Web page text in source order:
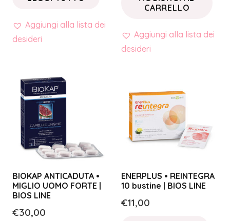
Aggiungi alla lista dei
desideri
CARRELLO
Aggiungi alla lista dei
desideri
BIOKAP ANTICADUTA •
MIGLIO UOMO FORTE |
BIOS LINE
€30,00
ENERPLUS • REINTEGRA
10 bustine | BIOS LINE
€11,00